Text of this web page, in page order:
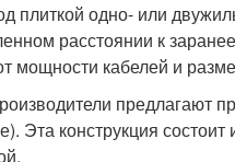
плиткой одно- или
расстоянии к
мощности кабелей и
предлагают
Эта конструкция состоит